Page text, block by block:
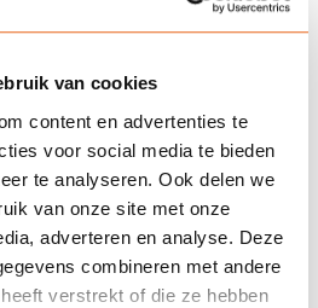
van cookies
content en advertenties te
voor social media te bieden
te analyseren. Ook delen we
van onze site met onze
adverteren en analyse. Deze
combineren met andere
verstrekt of die ze hebben
bij iedere situatie. Daarom
van Nh1816 geldt in heel
dekking ook in verschillende
kaart staan.
op vakantie gaat, met de auto
fiets meeneemt of onderweg